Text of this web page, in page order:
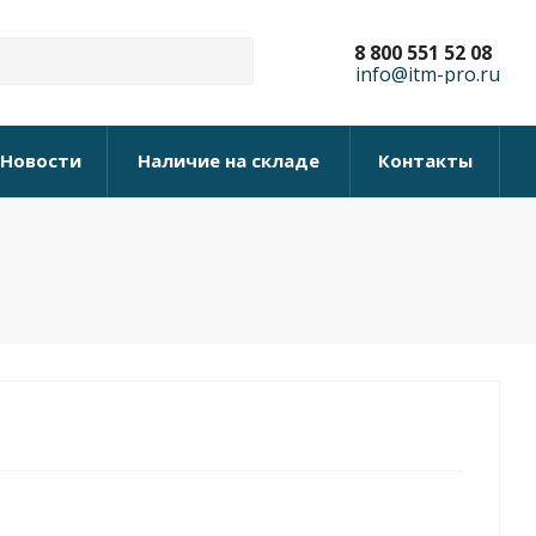
8 800 551 52 08
info@itm-pro.ru
Новости Наличие на складе Контакты